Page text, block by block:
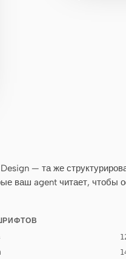
— та же
ваш agent читает, чтобы